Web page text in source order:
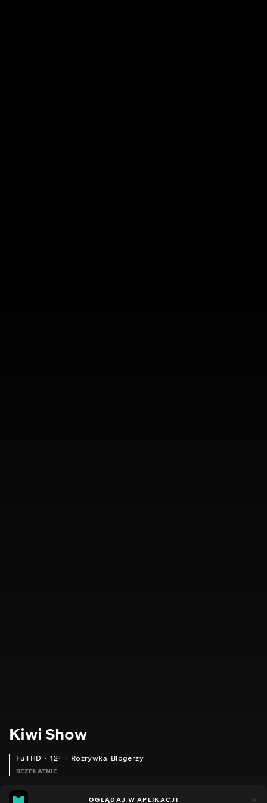
Kiwi Show
Full HD 12+ Rozrywka, Blogerzy
BEZPŁATNIE
8OGLĄDAJ W APLIKACJI